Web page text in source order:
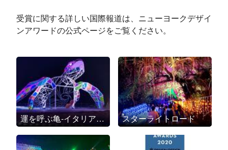
受賞に関する詳しい国際報道は、ニューヨークデザイ
ンアワードの公式ページをご覧ください。
運を呼ぶ亀-イタリア国際デザイン大賞A' Design Award & Competition芸術デザイン部門銀賞 スターライトロード